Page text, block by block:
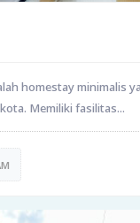
homestay minimalis
Memiliki fasilitas...